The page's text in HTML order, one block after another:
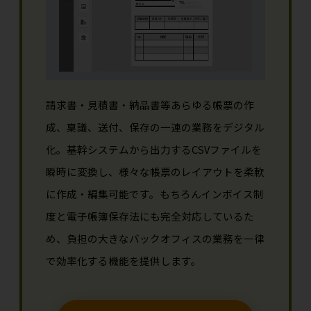
請求書・見積書・納品書等あらゆる帳票の作
成、稟議、送付、保存の一連の業務をデジタル
化。基幹システムから出力するCSVファイルを
瞬時に変換し、様々な帳票のレイアウトを柔軟
に作成・編集可能です。もちろんインボイス制
度と電子帳簿保存法にも完全対応しているた
め、負担の大きなバックオフィスの業務を一律
で効率化する機能を提供します。